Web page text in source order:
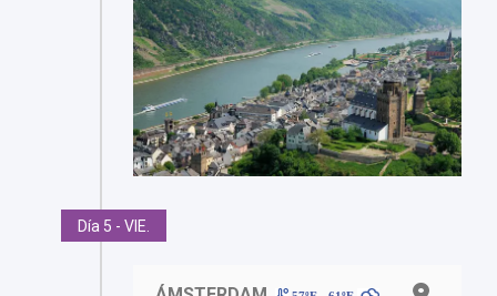
Día 5 - VIE.